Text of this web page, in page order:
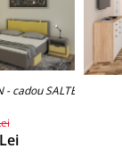
cadou SALTEAUA